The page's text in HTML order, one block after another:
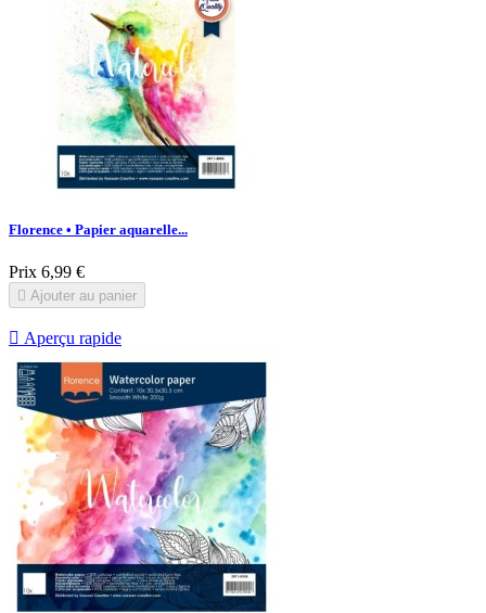
Florence • Papier aquarelle...
Prix 6,99 €
 Ajouter au panier
 Aperçu rapide